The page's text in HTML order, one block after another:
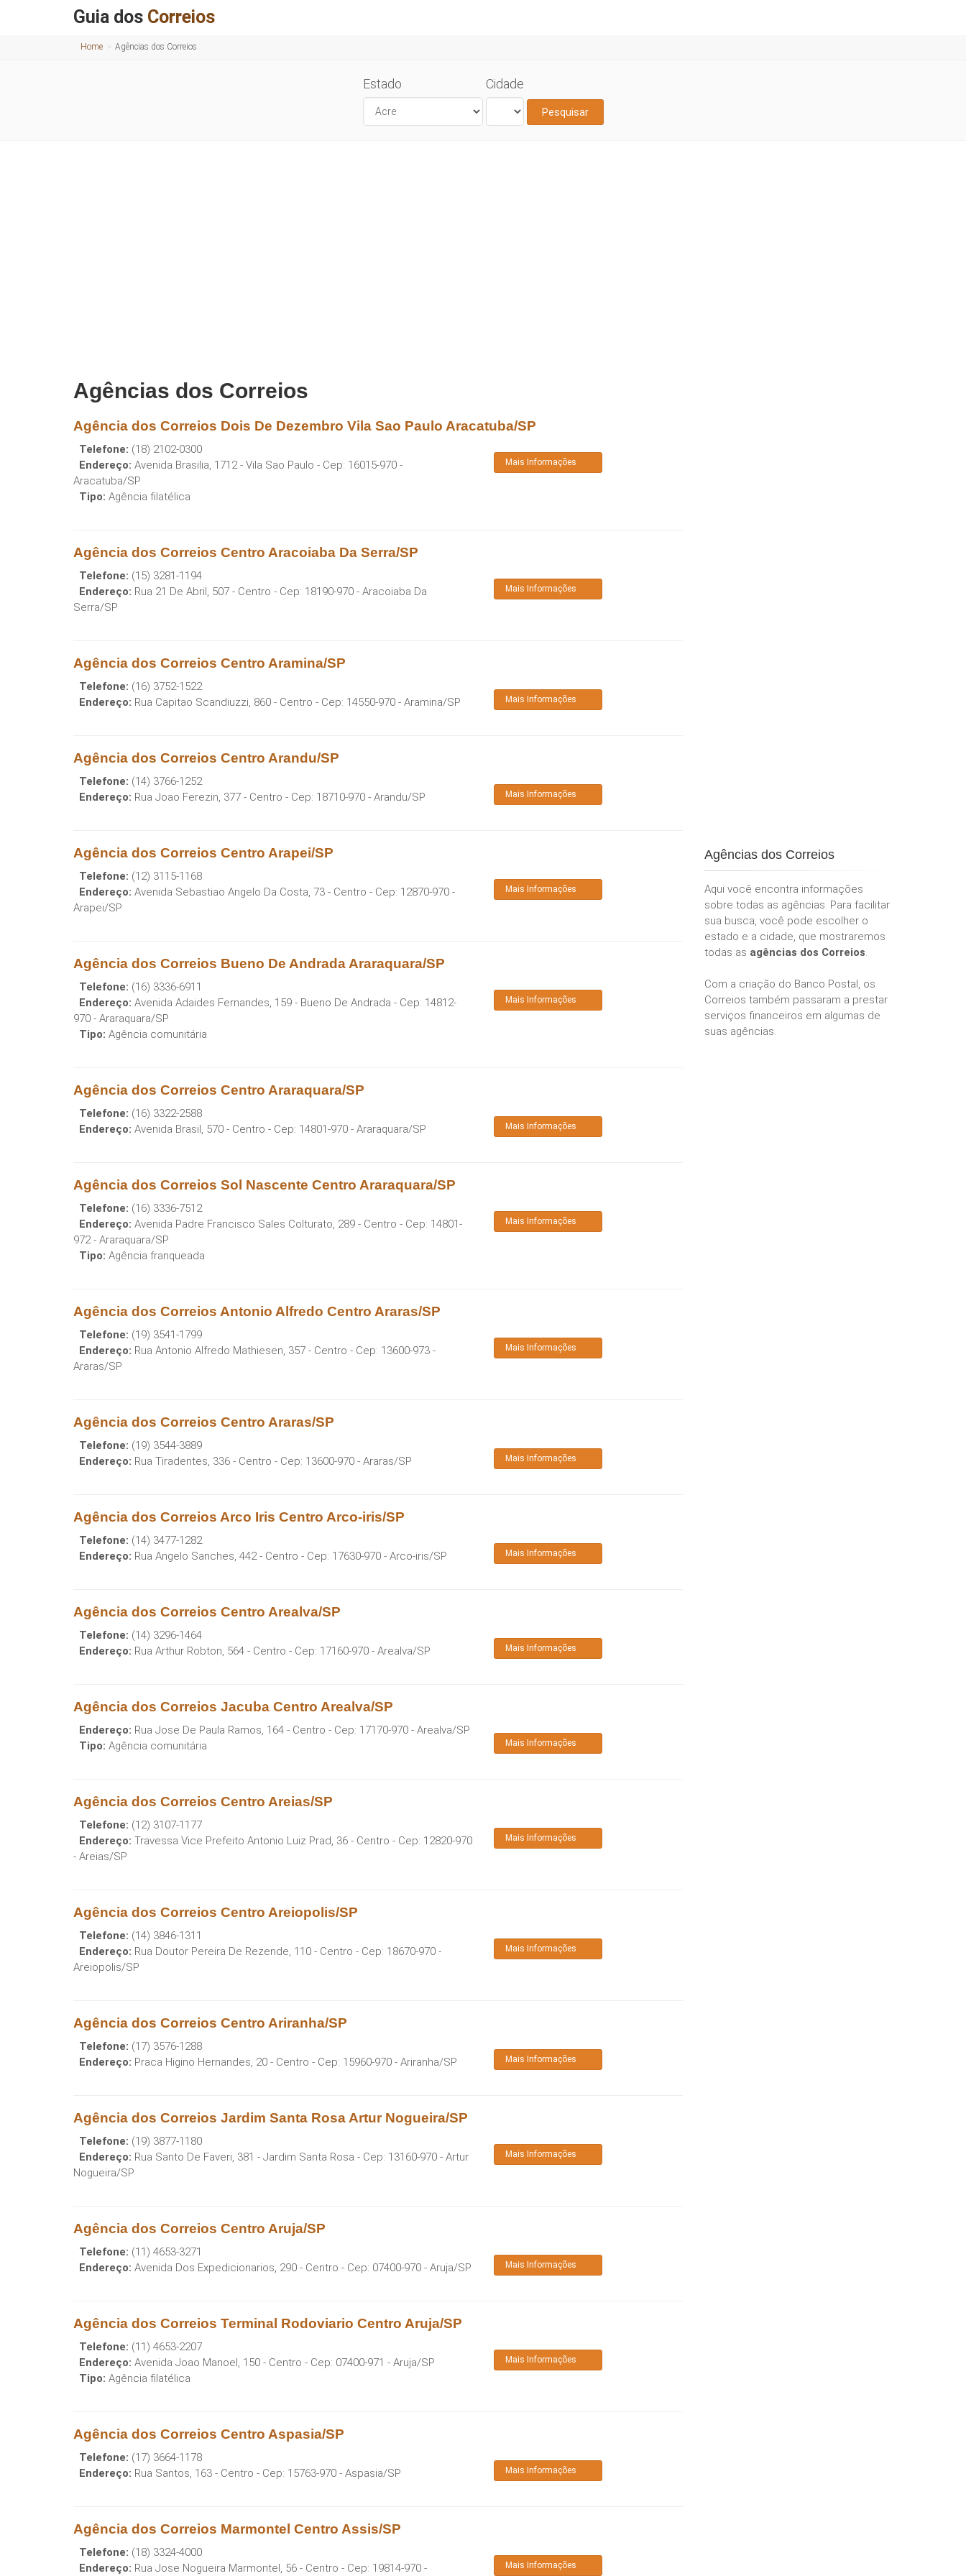
Guia dos Correios
Home Agências dos Correios
Estado Cidade
Pesquisar
Agências dos Correios
Agência dos Correios Dois De Dezembro Vila Sao Paulo Aracatuba/SP
Telefone: (18) 2102-0300
Endereço: Avenida Brasilia, 1712 - Vila Sao Paulo - Cep: 16015-970 -
Aracatuba/SP
Tipo: Agência filatélica
Mais Informações
Agência dos Correios Centro Aracoiaba Da Serra/SP
Telefone: (15) 3281-1194
Endereço: Rua 21 De Abril, 507 - Centro - Cep: 18190-970 - Aracoiaba Da
Serra/SP
Mais Informações
Agência dos Correios Centro Aramina/SP
Telefone: (16) 3752-1522
Endereço: Rua Capitao Scandiuzzi, 860 - Centro - Cep: 14550-970 - Aramina/SP Mais Informações
Agência dos Correios Centro Arandu/SP
Telefone: (14) 3766-1252
Endereço: Rua Joao Ferezin, 377 - Centro - Cep: 18710-970 - Arandu/SP Mais Informações
Agência dos Correios Centro Arapei/SP
Telefone: (12) 3115-1168
Endereço: Avenida Sebastiao Angelo Da Costa, 73 - Centro - Cep: 12870-970 -
Arapei/SP
Mais Informações
Agência dos Correios Bueno De Andrada Araraquara/SP
Telefone: (16) 3336-6911
Endereço: Avenida Adaides Fernandes, 159 - Bueno De Andrada - Cep: 14812-
970 - Araraquara/SP
Tipo: Agência comunitária
Mais Informações
Agência dos Correios Centro Araraquara/SP
Telefone: (16) 3322-2588
Endereço: Avenida Brasil, 570 - Centro - Cep: 14801-970 - Araraquara/SP Mais Informações
Agência dos Correios Sol Nascente Centro Araraquara/SP
Telefone: (16) 3336-7512
Endereço: Avenida Padre Francisco Sales Colturato, 289 - Centro - Cep: 14801-
972- Araraquara/SP
Tipo: Agência franqueada
Mais Informações
Agência dos Correios Antonio Alfredo Centro Araras/SP
Telefone: (19) 3541-1799
Endereço: Rua Antonio Alfredo Mathiesen, 357 - Centro - Cep: 13600-973 -
Araras/SP
Mais Informações
Agência dos Correios Centro Araras/SP
Telefone: (19) 3544-3889
Endereço: Rua Tiradentes, 336 - Centro - Cep: 13600-970 - Araras/SP Mais Informações
Agência dos Correios Arco Iris Centro Arco-iris/SP
Telefone: (14) 3477-1282
Endereço: Rua Angelo Sanches, 442 - Centro - Cep: 17630-970 - Arco-iris/SP Mais Informações
Agência dos Correios Centro Arealva/SP
Telefone: (14) 3296-1464
Endereço: Rua Arthur Robton, 564 - Centro - Cep: 17160-970 - Arealva/SP Mais Informações
Agência dos Correios Jacuba Centro Arealva/SP
Endereço: Rua Jose De Paula Ramos, 164 - Centro - Cep: 17170-970 - Arealva/SP
Tipo: Agência comunitária Mais Informações
Agência dos Correios Centro Areias/SP
Telefone: (12) 3107-1177
Endereço: Travessa Vice Prefeito Antonio Luiz Prad, 36 - Centro - Cep: 12820-970
- Areias/SP
Mais Informações
Agência dos Correios Centro Areiopolis/SP
Telefone: (14) 3846-1311
Endereço: Rua Doutor Pereira De Rezende, 110 - Centro - Cep: 18670-970 -
Areiopolis/SP
Mais Informações
Agência dos Correios Centro Ariranha/SP
Telefone: (17) 3576-1288
Endereço: Praca Higino Hernandes, 20 - Centro - Cep: 15960-970 - Ariranha/SP Mais Informações
Agência dos Correios Jardim Santa Rosa Artur Nogueira/SP
Telefone: (19) 3877-1180
Endereço: Rua Santo De Faveri, 381 - Jardim Santa Rosa - Cep: 13160-970 - Artur
Nogueira/SP
Mais Informações
Agência dos Correios Centro Aruja/SP
Telefone: (11) 4653-3271
Endereço: Avenida Dos Expedicionarios, 290 - Centro - Cep: 07400-970 - Aruja/SP Mais Informações
Agência dos Correios Terminal Rodoviario Centro Aruja/SP
Telefone: (11) 4653-2207
Endereço: Avenida Joao Manoel, 150 - Centro - Cep: 07400-971 - Aruja/SP
Tipo: Agência filatélica
Mais Informações
Agência dos Correios Centro Aspasia/SP
Telefone: (17) 3664-1178
Endereço: Rua Santos, 163 - Centro - Cep: 15763-970 - Aspasia/SP Mais Informações
Agência dos Correios Marmontel Centro Assis/SP
Telefone: (18) 3324-4000
Endereço: Rua Jose Nogueira Marmontel, 56 - Centro - Cep: 19814-970 - Mais Informações
Agências dos Correios
Aqui você encontra informações
sobre todas as agências. Para facilitar
sua busca, você pode escolher o
estado e a cidade, que mostraremos
todas as agências dos Correios.
Com a criação do Banco Postal, os
Correios também passaram a prestar
serviços financeiros em algumas de
suas agências.